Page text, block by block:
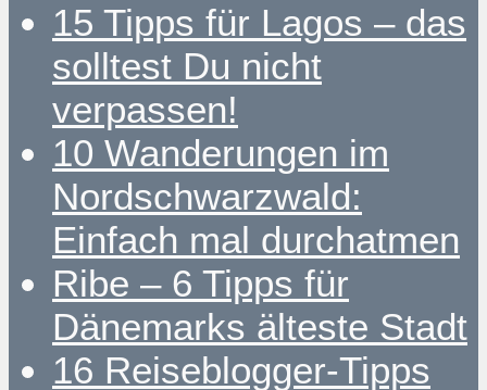
15 Tipps für Lagos – das
solltest Du nicht
verpassen!
10 Wanderungen im
Nordschwarzwald:
Einfach mal durchatmen
Ribe – 6 Tipps für
Dänemarks älteste Stadt
16 Reiseblogger-Tipps